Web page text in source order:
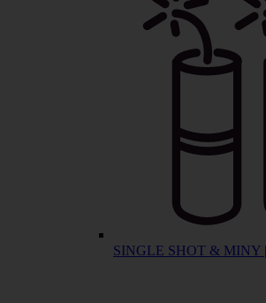
SINGLE SHOT & MINY